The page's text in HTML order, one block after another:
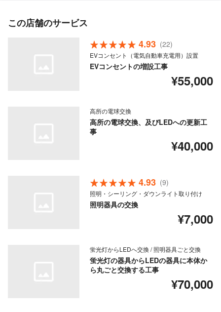
この店舗のサービス
4.93 (22)
EVコンセント（電気自動車充電用）設置
EVコンセントの増設工事
¥55,000
高所の電球交換
高所の電球交換、及びLEDへの更新工
事
¥40,000
4.93 (9)
照明・シーリング・ダウンライト取り付け
照明器具の交換
¥7,000
蛍光灯からLEDへ交換 / 照明器具ごと交換
蛍光灯の器具からLEDの器具に本体か
ら丸ごと交換する工事
¥70,000